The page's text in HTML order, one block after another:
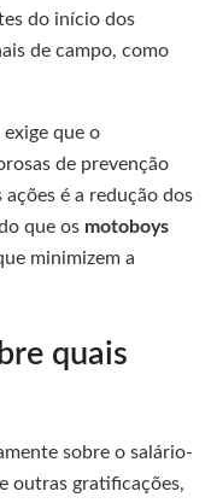
do início dos
de campo, como
que o
de prevenção
é a redução dos
que os motoboys
minimizem a
quais
sobre o salário-
outras gratificações,